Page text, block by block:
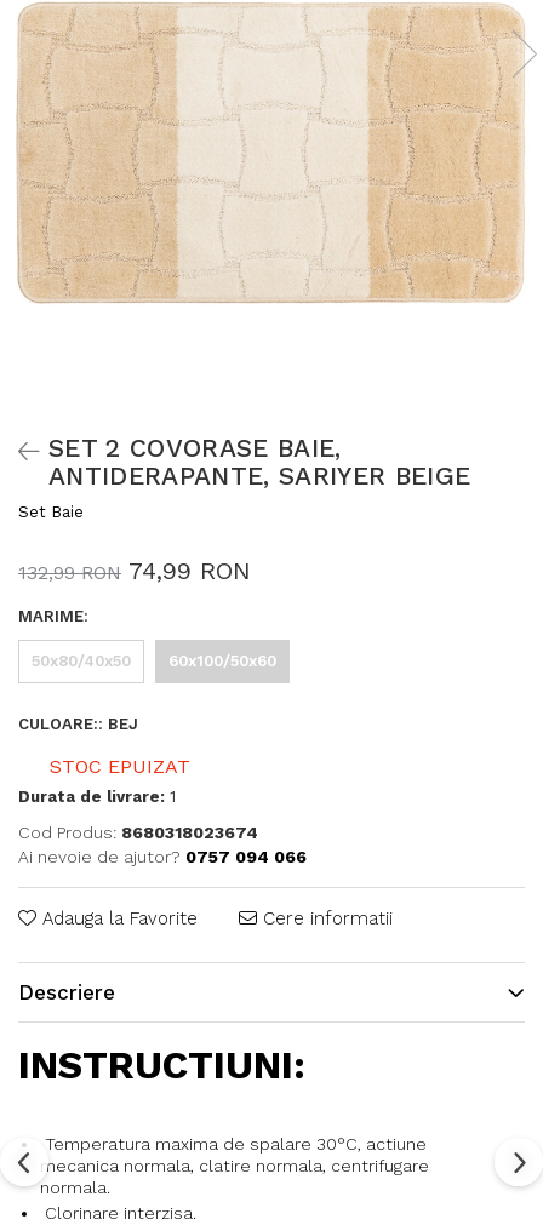
SET 2 COVORASE BAIE,
ANTIDERAPANTE, SARIYER BEIGE
Set Baie
132,99 RON 74,99 RON
MARIME:
50x80/40x50 60x100/50x60
CULOARE:: BEJ
STOC EPUIZAT
Durata de livrare: 1
Cod Produs: 8680318023674
Ai nevoie de ajutor? 0757 094 066
Adauga la Favorite Cere informatii
Descriere
INSTRUCTIUNI:
Temperatura maxima de spalare 30°C, actiune
mecanica normala, clatire normala, centrifugare
normala.
Clorinare interzisa.